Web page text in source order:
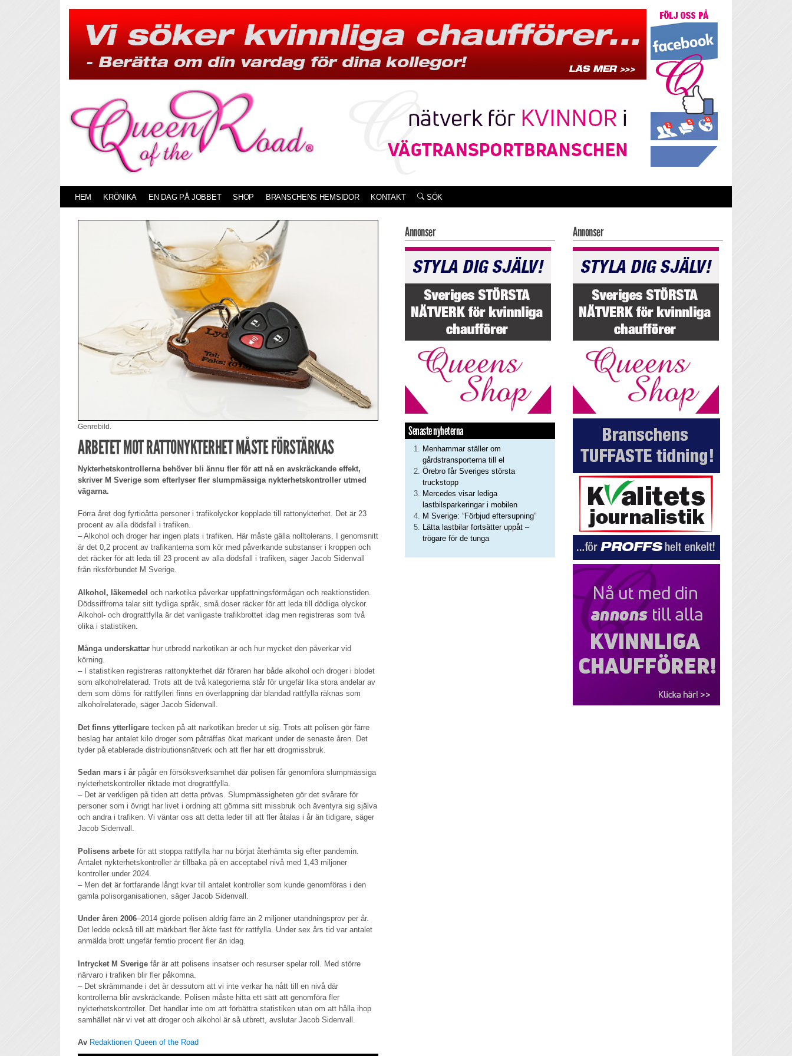
HEM KRÖNIKA EN DAG PÅ JOBBET SHOP BRANSCHENS HEMSIDOR KONTAKT SÖK
Genrebild.
ARBETET MOT RATTONYKTERHET MÅSTE FÖRSTÄRKAS
Nykterhetskontrollerna behöver bli ännu fler för att nå en avskräckande effekt,
skriver M Sverige som efterlyser fler slumpmässiga nykterhetskontroller utmed
vägarna.
Förra året dog fyrtioåtta personer i trafikolyckor kopplade till rattonykterhet. Det är 23
procent av alla dödsfall i trafiken.
– Alkohol och droger har ingen plats i trafiken. Här måste gälla nolltolerans. I genomsnitt
är det 0,2 procent av trafikanterna som kör med påverkande substanser i kroppen och
det räcker för att leda till 23 procent av alla dödsfall i trafiken, säger Jacob Sidenvall
från riksförbundet M Sverige.
Alkohol, läkemedel och narkotika påverkar uppfattningsförmågan och reaktionstiden.
Dödssiffrorna talar sitt tydliga språk, små doser räcker för att leda till dödliga olyckor.
Alkohol- och drograttfylla är det vanligaste trafikbrottet idag men registreras som två
olika i statistiken.
Många underskattar hur utbredd narkotikan är och hur mycket den påverkar vid
körning.
– I statistiken registreras rattonykterhet där föraren har både alkohol och droger i blodet
som alkoholrelaterad. Trots att de två kategorierna står för ungefär lika stora andelar av
dem som döms för rattfylleri finns en överlappning där blandad rattfylla räknas som
alkoholrelaterade, säger Jacob Sidenvall.
Det finns ytterligare tecken på att narkotikan breder ut sig. Trots att polisen gör färre
beslag har antalet kilo droger som påträffas ökat markant under de senaste åren. Det
tyder på etablerade distributionsnätverk och att fler har ett drogmissbruk.
Sedan mars i år pågår en försöksverksamhet där polisen får genomföra slumpmässiga
nykterhetskontroller riktade mot drograttfylla.
– Det är verkligen på tiden att detta prövas. Slumpmässigheten gör det svårare för
personer som i övrigt har livet i ordning att gömma sitt missbruk och äventyra sig själva
och andra i trafiken. Vi väntar oss att detta leder till att fler åtalas i år än tidigare, säger
Jacob Sidenvall.
Polisens arbete för att stoppa rattfylla har nu börjat återhämta sig efter pandemin.
Antalet nykterhetskontroller är tillbaka på en acceptabel nivå med 1,43 miljoner
kontroller under 2024.
– Men det är fortfarande långt kvar till antalet kontroller som kunde genomföras i den
gamla polisorganisationen, säger Jacob Sidenvall.
Under åren 2006–2014 gjorde polisen aldrig färre än 2 miljoner utandningsprov per år.
Det ledde också till att märkbart fler åkte fast för rattfylla. Under sex års tid var antalet
anmälda brott ungefär femtio procent fler än idag.
Intrycket M Sverige får är att polisens insatser och resurser spelar roll. Med större
närvaro i trafiken blir fler påkomna.
– Det skrämmande i det är dessutom att vi inte verkar ha nått till en nivå där
kontrollerna blir avskräckande. Polisen måste hitta ett sätt att genomföra fler
nykterhetskontroller. Det handlar inte om att förbättra statistiken utan om att hålla ihop
samhället när vi vet att droger och alkohol är så utbrett, avslutar Jacob Sidenvall.
Av Redaktionen Queen of the Road
Annonser
Senaste nyheterna
Menhammar ställer om
gårdstransporterna till el
Örebro får Sveriges största
truckstopp
Mercedes visar lediga
lastbilsparkeringar i mobilen
M Sverige: ”Förbjud eftersupning”
Lätta lastbilar fortsätter uppåt –
trögare för de tunga
Annonser